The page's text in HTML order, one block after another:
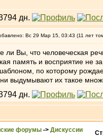
Вс 29 Мар 15, 03:43 (11 лет
ли Вы, что человеческая
память и восприятие не
по которому
выдумывают их такое
форумы -> Дискуссии